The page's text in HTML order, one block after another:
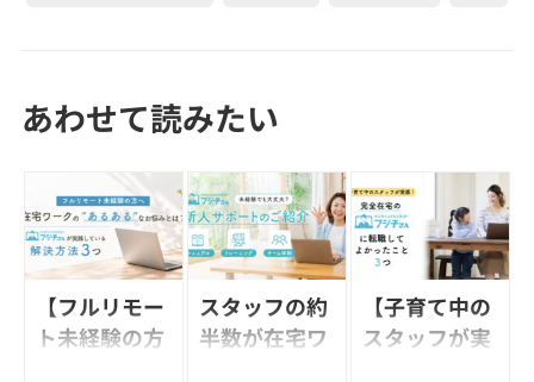
あわせて読みたい
【フルリモー
ト未経験の方
スタッフの約
半数が在宅ワ
【子育て中の
スタッフが実